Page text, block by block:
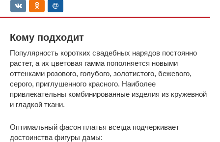
Кому подходит
Популярность коротких свадебных нарядов постоянно
растет, а их цветовая гамма пополняется новыми
оттенками розового, голубого, золотистого, бежевого,
серого, приглушенного красного. Наиболее
привлекательны комбинированные изделия из кружевной
и гладкой ткани.
Оптимальный фасон платья всегда подчеркивает
достоинства фигуры дамы: